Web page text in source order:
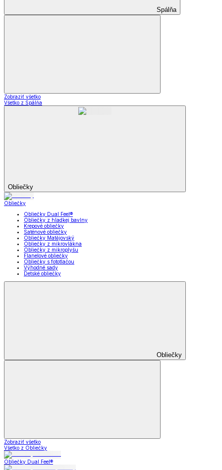
Spálňa
Zobraziť všetko
Všetko z Spálňa
Obliečky
Obliečky
Obliečky Dual Feel®
Obliečky z hladkej bavlny
Krepové obliečky
Saténové obliečky
Obliečky Matějovský
Obliečky z mikrovlákna
Obliečky z mikroplyšu
Flanelové obliečky
Obliečky s fototlačou
Výhodné sady
Detské obliečky
Obliečky
Zobraziť všetko
Všetko z Obliečky
Obliečky Dual Feel®